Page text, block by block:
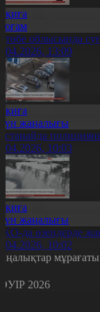
облысында
13:09
жаңалығы
10:03
жаңалығы
да өзендерде
10:02
мұрағаты
2026